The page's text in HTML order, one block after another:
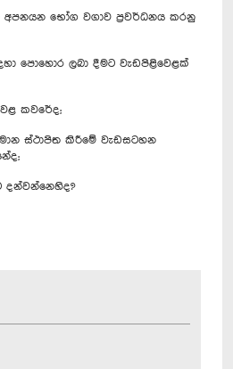
භෝග වගාව ප්‍රවර්ධනය කරනු
පොහොර ලබා දීමට වැඩපිළිවෙළක්
කවරේද;
ස්ථාපිත කිරීමේ වැඩසටහන
දන්වන්නෙහිද?